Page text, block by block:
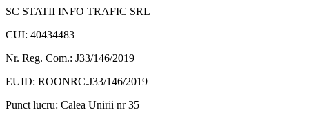
SC STATII INFO TRAFIC SRL
CUI: 40434483
Nr. Reg. Com.: J33/146/2019
EUID: ROONRC.J33/146/2019
Punct lucru: Calea Unirii nr 35